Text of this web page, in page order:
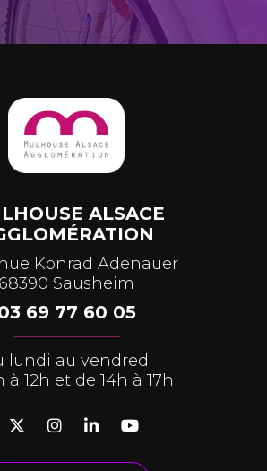
ALSACE
Konrad Adenauer
68390 Sausheim
69 77 60 05
lundi au vendredi
à 12h et de 14h à 17h